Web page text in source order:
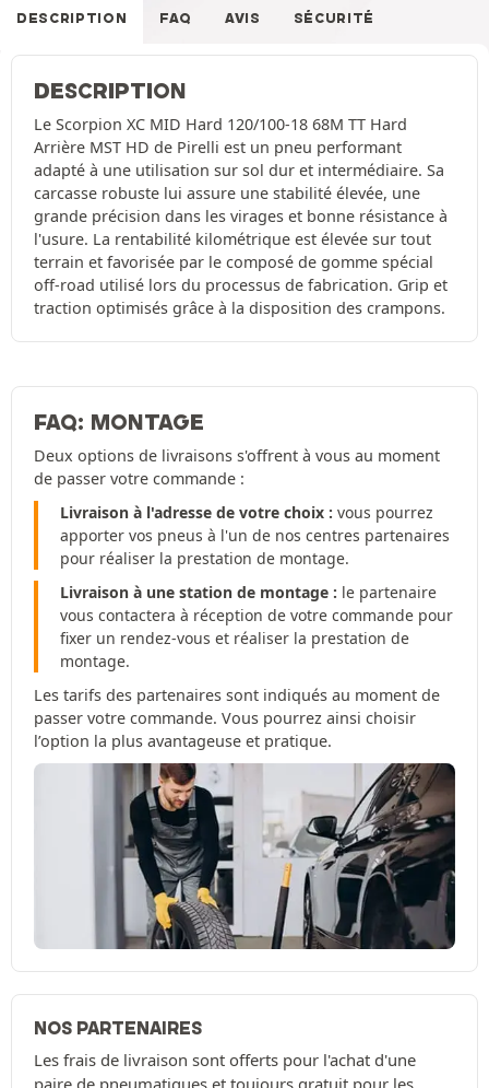
DESCRIPTION FAQ AVIS SÉCURITÉ
DESCRIPTION
Le Scorpion XC MID Hard 120/100-18 68M TT Hard
Arrière MST HD de Pirelli est un pneu performant
adapté à une utilisation sur sol dur et intermédiaire. Sa
carcasse robuste lui assure une stabilité élevée, une
grande précision dans les virages et bonne résistance à
l'usure. La rentabilité kilométrique est élevée sur tout
terrain et favorisée par le composé de gomme spécial
off-road utilisé lors du processus de fabrication. Grip et
traction optimisés grâce à la disposition des crampons.
FAQ: MONTAGE
Deux options de livraisons s'offrent à vous au moment
de passer votre commande :
Livraison à l'adresse de votre choix : vous pourrez
apporter vos pneus à l'un de nos centres partenaires
pour réaliser la prestation de montage.
Livraison à une station de montage : le partenaire
vous contactera à réception de votre commande pour
fixer un rendez-vous et réaliser la prestation de
montage.
Les tarifs des partenaires sont indiqués au moment de
passer votre commande. Vous pourrez ainsi choisir
l’option la plus avantageuse et pratique.
NOS PARTENAIRES
Les frais de livraison sont offerts pour l'achat d'une